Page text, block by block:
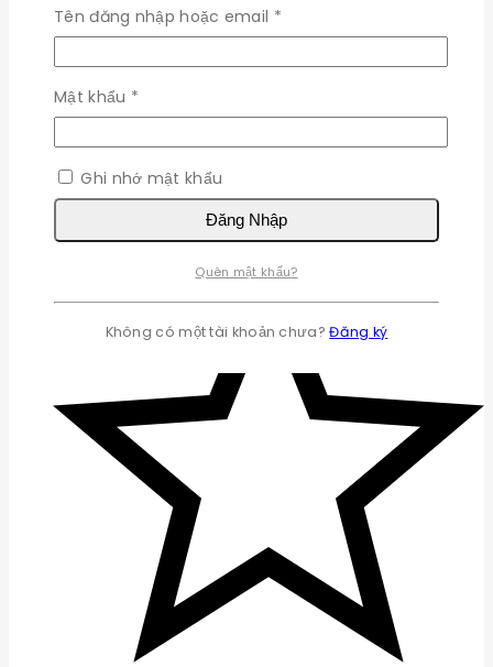
Tên đăng nhập hoặc email *Bắt
buộc
Mật khẩu *
buộc
Ghi nhớ mật khẩu
Đăng Nhập
Quên mật khẩu?
Không có một tài khoản chưa?Đăng ký